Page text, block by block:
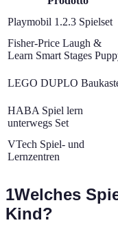
Playmobil 1.2.3 Spielset
Fisher-Price Laugh &
Learn Smart Stages
LEGO DUPLO
HABA Spiel lern
unterwegs Set
VTech Spiel- und
Lernzentren
1Welches
Kind?